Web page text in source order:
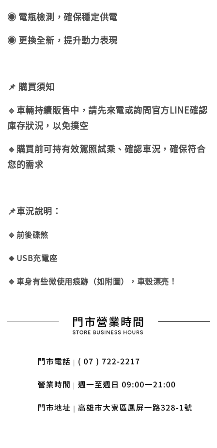
◉ 電瓶檢測，確保穩定供電
◉ 更換全新，提升動力表現
📌 購買須知
🔹車輛持續販售中，請先來電或詢問官方LINE確認
庫存狀況，以免撲空
🔹購買前可持有效駕照試乘、確認車況，確保符合
您的需求
📌車況說明：
🔹 前後碟煞
🔹 USB充電座
🔹 車身有些微使用痕跡（如附圖），車殼漂亮！